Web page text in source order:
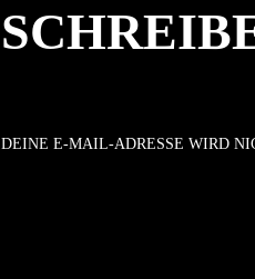
DEINE E-MAIL-ADRESSE WIRD